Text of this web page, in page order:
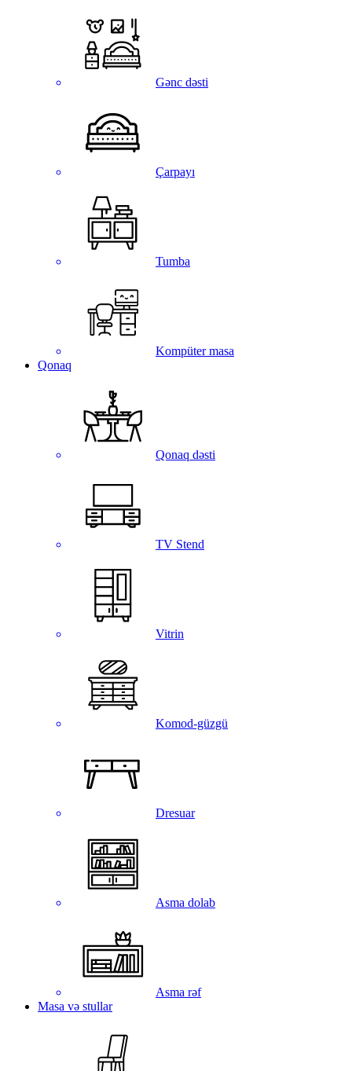
Gənc dəsti
Çarpayı
Tumba
Kompüter masa
Qonaq
Qonaq dəsti
TV Stend
Vitrin
Komod-güzgü
Dresuar
Asma dolab
Asma rəf
Masa və stullar